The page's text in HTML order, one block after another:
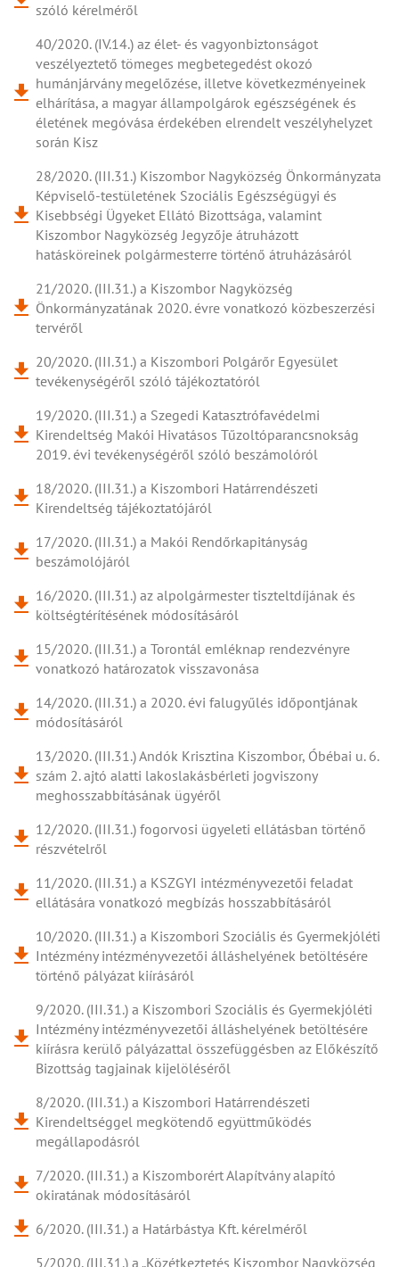
szóló kérelméről
40/2020. (IV.14.) az élet- és vagyonbiztonságot
veszélyeztető tömeges megbetegedést okozó
humánjárvány megelőzése, illetve következményeinek
elhárítása, a magyar állampolgárok egészségének és
életének megóvása érdekében elrendelt veszélyhelyzet
során Kisz
28/2020. (III.31.) Kiszombor Nagyközség Önkormányzata
Képviselő-testületének Szociális Egészségügyi és
Kisebbségi Ügyeket Ellátó Bizottsága, valamint
Kiszombor Nagyközség Jegyzője átruházott
hatásköreinek polgármesterre történő átruházásáról
21/2020. (III.31.) a Kiszombor Nagyközség
Önkormányzatának 2020. évre vonatkozó közbeszerzési
tervéről
20/2020. (III.31.) a Kiszombori Polgárőr Egyesület
tevékenységéről szóló tájékoztatóról
19/2020. (III.31.) a Szegedi Katasztrófavédelmi
Kirendeltség Makói Hivatásos Tűzoltóparancsnokság
2019. évi tevékenységéről szóló beszámolóról
18/2020. (III.31.) a Kiszombori Határrendészeti
Kirendeltség tájékoztatójáról
17/2020. (III.31.) a Makói Rendőrkapitányság
beszámolójáról
16/2020. (III.31.) az alpolgármester tiszteltdíjának és
költségtérítésének módosításáról
15/2020. (III.31.) a Torontál emléknap rendezvényre
vonatkozó határozatok visszavonása
14/2020. (III.31.) a 2020. évi falugyűlés időpontjának
módosításáról
13/2020. (III.31.) Andók Krisztina Kiszombor, Óbébai u. 6.
szám 2. ajtó alatti lakoslakásbérleti jogviszony
meghosszabbításának ügyéről
12/2020. (III.31.) fogorvosi ügyeleti ellátásban történő
részvételről
11/2020. (III.31.) a KSZGYI intézményvezetői feladat
ellátására vonatkozó megbízás hosszabbításáról
10/2020. (III.31.) a Kiszombori Szociális és Gyermekjóléti
Intézmény intézményvezetői álláshelyének betöltésére
történő pályázat kiírásáról
9/2020. (III.31.) a Kiszombori Szociális és Gyermekjóléti
Intézmény intézményvezetői álláshelyének betöltésére
kiírásra kerülő pályázattal összefüggésben az Előkészítő
Bizottság tagjainak kijelöléséről
8/2020. (III.31.) a Kiszombori Határrendészeti
Kirendeltséggel megkötendő együttműködés
megállapodásról
7/2020. (III.31.) a Kiszomborért Alapítvány alapító
okiratának módosításáról
6/2020. (III.31.) a Határbástya Kft. kérelméről
5/2020. (III.31.) a „Közétkeztetés Kiszombor Nagyközség